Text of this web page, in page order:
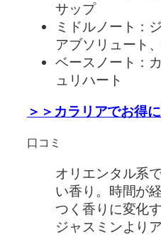
サップ
ミドルノート：
アブソリュート
ベースノート：
ュリハート
＞＞カラリアでお得
口コミ
オリエンタル系
い香り。時間が
つく香りに変化
ジャスミンより